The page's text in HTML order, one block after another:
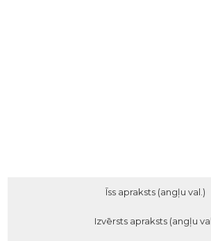
Īss apraksts (angļu val.)
Izvērsts apraksts (angļu